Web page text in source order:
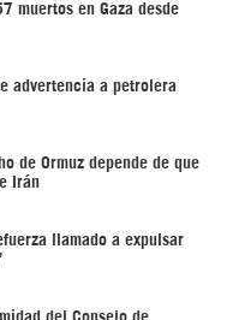
muertos en Gaza desde
advertencia a petrolera
de Ormuz depende de que
Irán
llamado a expulsar
del Consejo de